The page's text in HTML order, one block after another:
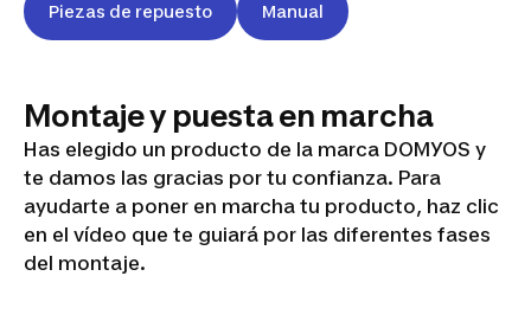
Piezas de repuesto Manual
Montaje y puesta en marcha
Has elegido un producto de la marca DOMYOS y
te damos las gracias por tu confianza. Para
ayudarte a poner en marcha tu producto, haz clic
en el vídeo que te guiará por las diferentes fases
del montaje.